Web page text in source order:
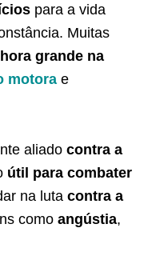
para a vida
Muitas
grande na
motora e
aliado contra a
útil para combater
na luta contra a
como angústia,